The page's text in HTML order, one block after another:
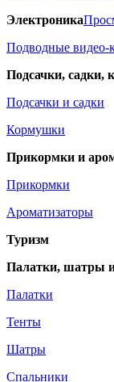
Электроника
Подводные видео-
Подсачки, садки,
Подсачки и садки
Кормушки
Прикормки и
Прикормки
Ароматизаторы
Туризм
Палатки, шатры
Палатки
Тенты
Шатры
Спальники